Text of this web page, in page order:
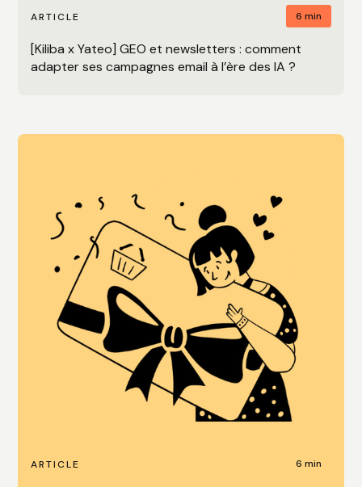
ARTICLE 6 min
[Kiliba x Yateo] GEO et newsletters : comment
adapter ses campagnes email à l’ère des IA ?
ARTICLE 6 min